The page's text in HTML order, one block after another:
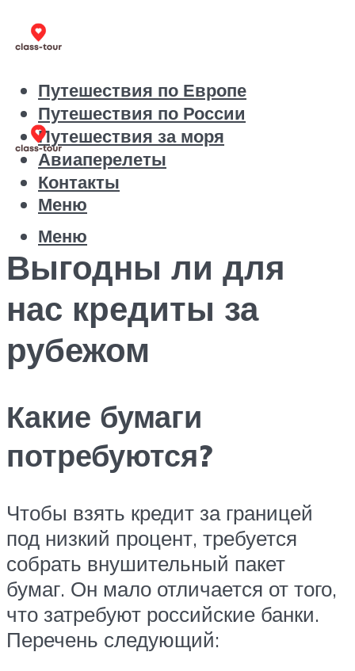
Путешествия по Европе
Путешествия по России
Путешествия за моря
Авиаперелеты
Контакты
Меню
Меню
Выгодны ли для
нас кредиты за
рубежом
Какие бумаги
потребуются?
Чтобы взять кредит за границей
под низкий процент, требуется
собрать внушительный пакет
бумаг. Он мало отличается от того,
что затребуют российские банки.
Перечень следующий: